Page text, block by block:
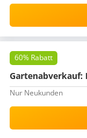
60% Rabatt
Gartenabverkauf:
Nur Neukunden